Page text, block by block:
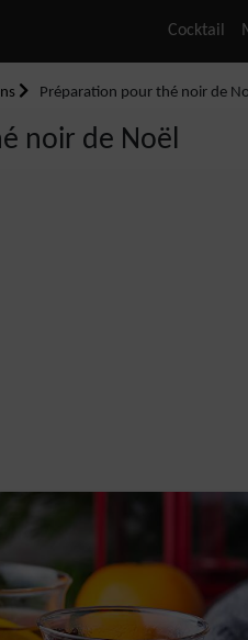
Cocktail
Préparation pour thé noir de
noir de Noël